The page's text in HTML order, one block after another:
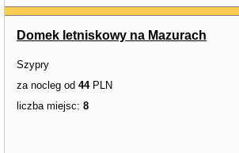
Domek letniskowy na Mazurach
Szypry
za nocleg od 44PLN
liczba miejsc: 8